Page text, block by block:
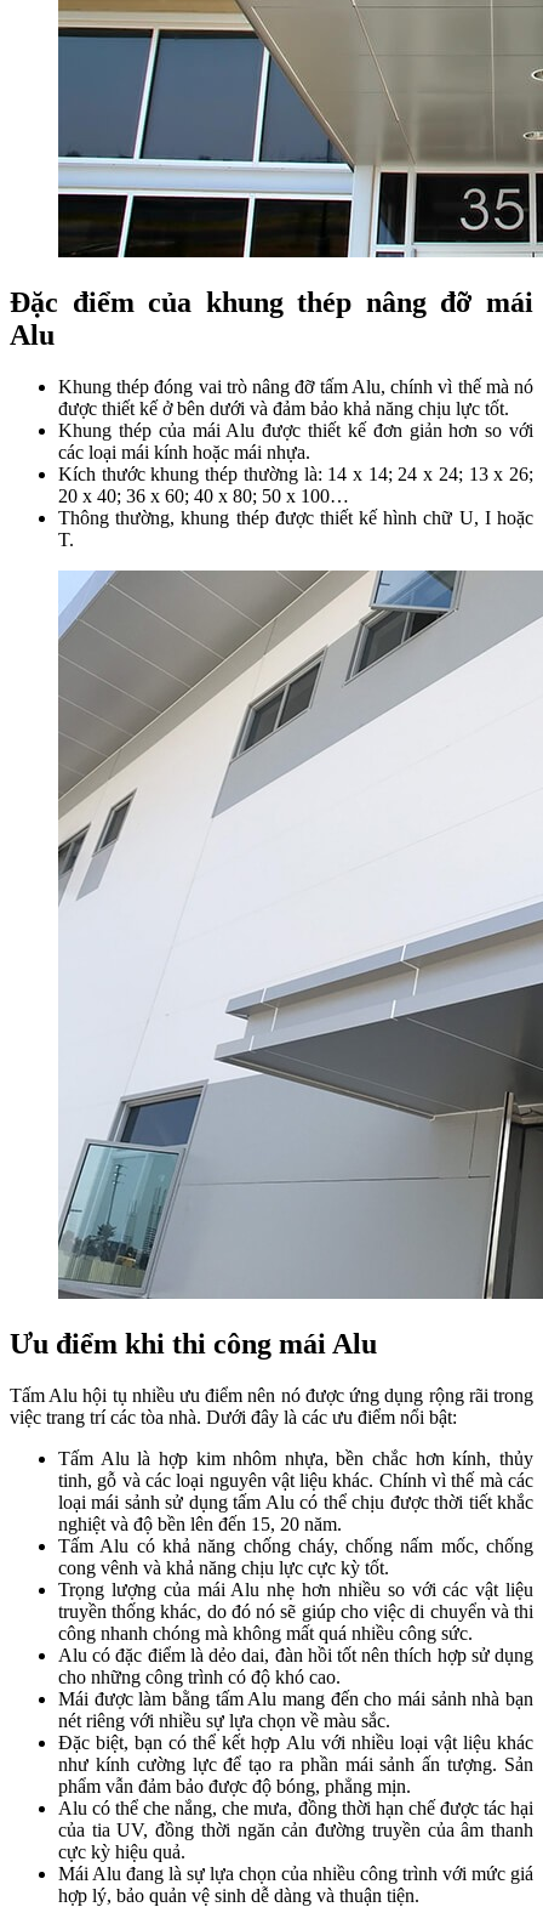
Đặc điểm của khung thép nâng đỡ mái
Alu
Khung thép đóng vai trò nâng đỡ tấm Alu, chính vì thế mà nó
được thiết kế ở bên dưới và đảm bảo khả năng chịu lực tốt.
Khung thép của mái Alu được thiết kế đơn giản hơn so với
các loại mái kính hoặc mái nhựa.
Kích thước khung thép thường là: 14 x 14; 24 x 24; 13 x 26;
20 x 40; 36 x 60; 40 x 80; 50 x 100…
Thông thường, khung thép được thiết kế hình chữ U, I hoặc
T.
Ưu điểm khi thi công mái Alu
Tấm Alu hội tụ nhiều ưu điểm nên nó được ứng dụng rộng rãi trong
việc trang trí các tòa nhà. Dưới đây là các ưu điểm nổi bật:
Tấm Alu là hợp kim nhôm nhựa, bền chắc hơn kính, thủy
tinh, gỗ và các loại nguyên vật liệu khác. Chính vì thế mà các
loại mái sảnh sử dụng tấm Alu có thể chịu được thời tiết khắc
nghiệt và độ bền lên đến 15, 20 năm.
Tấm Alu có khả năng chống cháy, chống nấm mốc, chống
cong vênh và khả năng chịu lực cực kỳ tốt.
Trọng lượng của mái Alu nhẹ hơn nhiều so với các vật liệu
truyền thống khác, do đó nó sẽ giúp cho việc di chuyển và thi
công nhanh chóng mà không mất quá nhiều công sức.
Alu có đặc điểm là dẻo dai, đàn hồi tốt nên thích hợp sử dụng
cho những công trình có độ khó cao.
Mái được làm bằng tấm Alu mang đến cho mái sảnh nhà bạn
nét riêng với nhiều sự lựa chọn về màu sắc.
Đặc biệt, bạn có thể kết hợp Alu với nhiều loại vật liệu khác
như kính cường lực để tạo ra phần mái sảnh ấn tượng. Sản
phẩm vẫn đảm bảo được độ bóng, phẳng mịn.
Alu có thể che nắng, che mưa, đồng thời hạn chế được tác hại
của tia UV, đồng thời ngăn cản đường truyền của âm thanh
cực kỳ hiệu quả.
Mái Alu đang là sự lựa chọn của nhiều công trình với mức giá
hợp lý, bảo quản vệ sinh dễ dàng và thuận tiện.